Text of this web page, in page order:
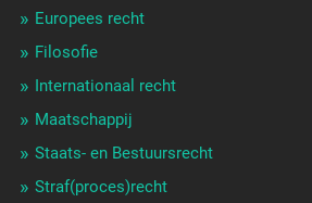
Europees recht
Filosofie
Internationaal recht
Maatschappij
Staats- en Bestuursrecht
Straf(proces)recht